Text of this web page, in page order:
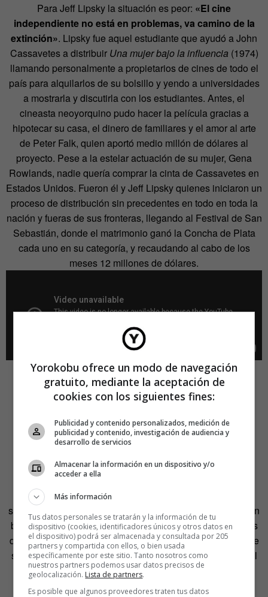
Para Jeff Lipsky la situación es peor: «El cine
independiente no está en problemas, va camino de la
extinción». Lipsky fue aquel estudiante que ayudó a John
Cassavetes a distribuir Una mujer bajo la influencia (1974)
llamando personalmente a propietarios de cines de todo el
país para alquilarlos de su bolsillo y yendo a universidades
a mostrarla y discutirla con los estudiantes. Antes, el
cineasta neoyorquino pudo hacer la película gracias a
hipotecar su casa, el dinero de familiares y el amor al arte
de Peter Falk, quien aportó medio millón de dólares al
proyecto. Pese a la estelar actuación de su mujer, Gena
Rowlands, nadie quería comprar la cinta de Cassavetes en
Estados Unidos. Fueron él y Jeff Lipsky quienes iniciaron un
proceso de distribución sin precedentes en todo en toda la
nación y fueras de sus fronteras, llegando al Festival de San
Sebastián, donde el matrimonio ganó la Concha de Plata
cada uno en su categoría, y recaudando al cabo de los
meses 12 millones de dólares.
El cine independiente como bien
público
Siempre es fácil caer en el ‘Síndrome Jorge Manrique’, el
sentimiento de “cualquier tiempo pasado fue mejor” que tan
bien escenifica Woody Allen enMidnight in Paris. Para los
detractores de la teoría de hacer menos películas, más arte
significa más arte malo pero, ¿y qué?. Creen que limitar el
número de películas significa suprimir voces, reducir las
posibilidades de que aparezca una gran obra de arte.
Yorokobu ofrece un modo de navegación
gratuito, mediante la aceptación de
cookies con los siguientes fines:
Publicidad y contenido personalizados, medición de
publicidad y contenido, investigación de audiencia y
desarrollo de servicios
Almacenar la información en un dispositivo y/o
acceder a ella
Más información
Tus datos personales se tratarán y la información de tu
dispositivo (cookies, identificadores únicos y otros datos en
el dispositivo) podrá ser almacenada y consultada por 205
partners y compartida con ellos, o bien usada
específicamente por este sitio. Tanto nosotros como
nuestros partners podemos usar datos precisos de
geolocalización. Lista de partners.
Es posible que algunos proveedores traten tus datos